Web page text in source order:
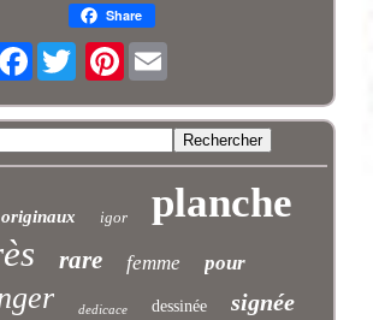
Share
Facebook Pinterest
originaux igor planche
rare femme pour
dedicace dessinée signée